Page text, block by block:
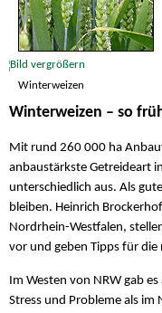
Winterweizen
Winterweizen – so
Mit rund 260 000 ha
anbaustärkste Getreideart
unterschiedlich aus. Als
bleiben. Heinrich
Nordrhein-Westfalen,
vor und geben Tipps für die
Im Westen von NRW gab
Stress und Probleme als im